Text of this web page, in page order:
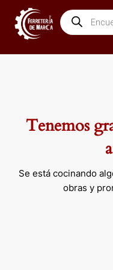
contenido
Búsqueda
de
productos
Tenemos
Se está cocinando
obras y